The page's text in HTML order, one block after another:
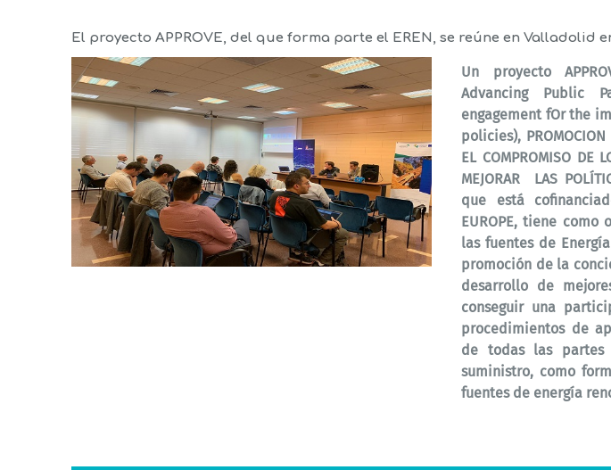
El proyecto APPROVE, del que forma parte el EREN, se reúne en Valladolid
Un proyecto
Advancing Public
engagement fOr the
policies), PROMOCION
EL COMPROMISO DE
MEJORAR LAS
que está
EUROPE, tiene
las fuentes de
promoción de la
desarrollo de
conseguir una
procedimientos de
de todas las partes
suministro, como
fuentes de energía